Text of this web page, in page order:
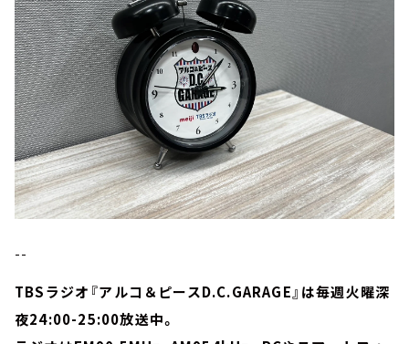
--
TBSラジオ『アルコ＆ピースD.C.GARAGE』は毎週火曜深
夜24:00-25:00放送中。